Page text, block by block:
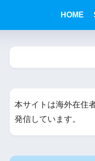
HOME
本サイトは海外在住
発信しています。